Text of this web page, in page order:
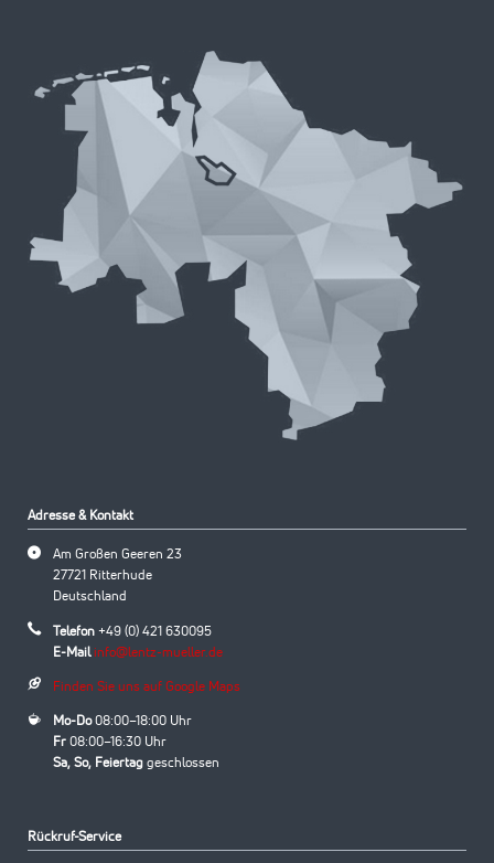
Adresse & Kontakt
Am Großen Geeren 23
27721 Ritterhude
Deutschland
Telefon+49 (0) 421 630095
E-Mailinfo@lentz-mueller.de
Finden Sie uns auf Google Maps
Mo-Do08:00–18:00 Uhr
Fr08:00–16:30 Uhr
Sa, So, Feiertaggeschlossen
Rückruf-Service